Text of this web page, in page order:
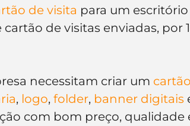
de visita para um
de visitas enviadas, por
necessitam criar um
, logo, folder, banner digitais
com bom preço, qualidade